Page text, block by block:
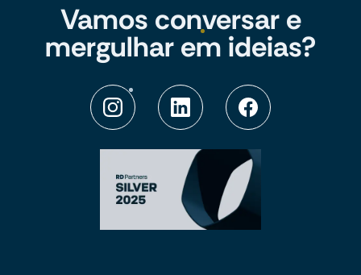
Vamos conversar e
mergulhar em ideias?